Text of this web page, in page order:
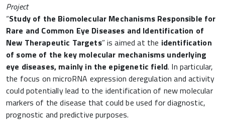
Project
“Study of the Biomolecular Mechanisms Responsible for
Rare and Common Eye Diseases and Identification of
New Therapeutic Targets” is aimed at the identification
of some of the key molecular mechanisms underlying
eye diseases, mainly in the epigenetic field. In particular,
the focus on microRNA expression deregulation and activity
could potentially lead to the identification of new molecular
markers of the disease that could be used for diagnostic,
prognostic and predictive purposes.